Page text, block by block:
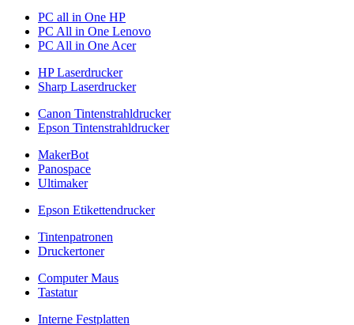
PC all in One HP
PC All in One Lenovo
PC All in One Acer
HP Laserdrucker
Sharp Laserdrucker
Canon Tintenstrahldrucker
Epson Tintenstrahldrucker
MakerBot
Panospace
Ultimaker
Epson Etikettendrucker
Tintenpatronen
Druckertoner
Computer Maus
Tastatur
Interne Festplatten